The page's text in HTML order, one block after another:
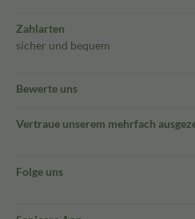
Zahlarten
sicher und bequem
Bewerte uns
Vertraue unserem mehrfach
Folge uns